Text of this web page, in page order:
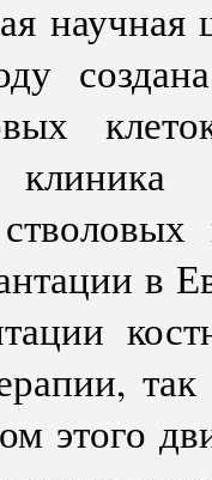
в
этого